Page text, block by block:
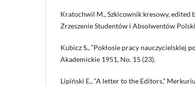
Kratochwil M., Szkicownik kresowy, edited
Zrzeszenie Studentów i Absolwentów
Kubicz S., “Pokłosie pracy nauczycielskiej
Akademickie 1951, No. 15 (23).
Lipiński E., “A letter to the Editors,”